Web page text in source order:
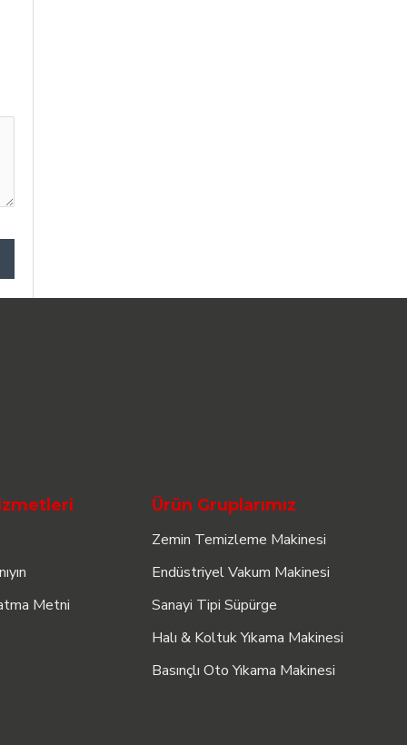
Metni
Ürün Gruplarımız
Zemin Temizleme Makinesi
Endüstriyel Vakum Makinesi
Sanayi Tipi Süpürge
Halı & Koltuk Yıkama Makinesi
Basınçlı Oto Yıkama Makinesi